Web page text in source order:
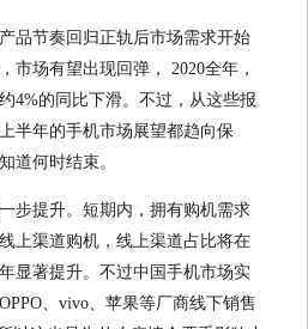
品节奏回归正轨后市场需求开始
市场有望出现回弹， 2020全年，
4%的同比下滑。不过，从这些报
半年的手机市场展望都趋向保
道何时结束。
步提升。短期内，拥有购机需求
上渠道购机，线上渠道占比将在
显著提升。不过中国手机市场实
、vivo、苹果等厂商线下销售